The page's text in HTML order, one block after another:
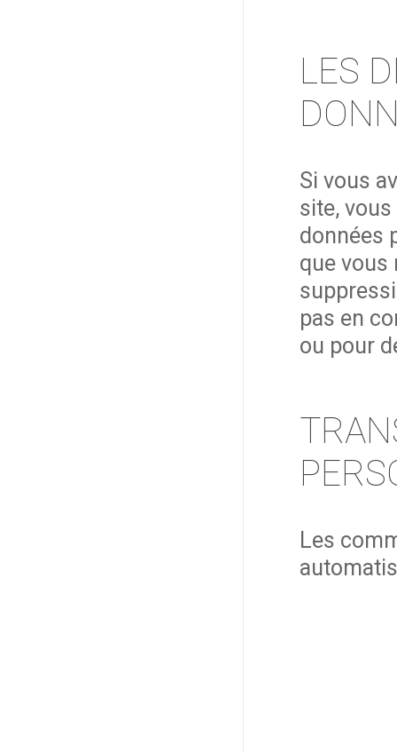
LES
Si vous
site,
données
que vous
pas en
ou pour
Les